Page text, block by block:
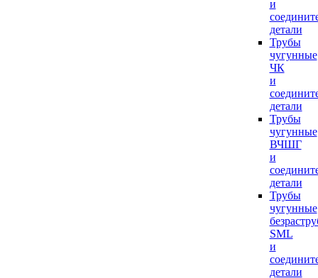
и
детали
Трубы
чугунные
ЧК
и
детали
Трубы
чугунные
ВЧШГ
и
детали
Трубы
чугунные
SML
и
детали